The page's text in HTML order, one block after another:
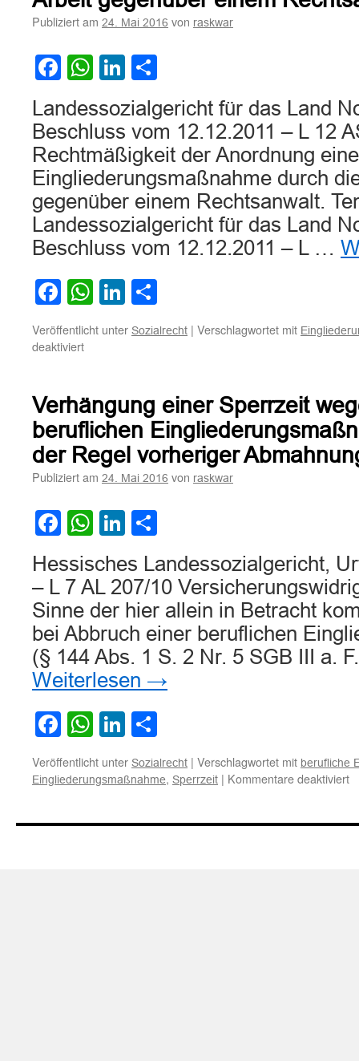
eine
Publiziert am 24. Mai 2016 von raskwar
Facebook
WhatsApp
LinkedIn
Landessozialgericht für das Land
Beschluss vom 12.12.2011 – L 12
Rechtmäßigkeit der Anordnung
Eingliederungsmaßnahme durch
gegenüber einem Rechtsanwalt.
Landessozialgericht für das Land
Beschluss vom 12.12.2011 – L …
Facebook
WhatsApp
LinkedIn
Veröffentlicht unter Sozialrecht | Verschlagwortet mit
deaktiviertfür
der
Anordnung
einer
Eingliederungsmaßnahme
durch
die
Arbeit
gegenüber
einem
Rechtsanwalt
Verhängung einer Sperrzeit
beruflichen
der Regel vorheriger
Publiziert am 24. Mai 2016 von raskwar
Facebook
WhatsApp
LinkedIn
Hessisches Landessozialgericht,
– L 7 AL 207/10
Sinne der hier allein in Betracht
bei Abbruch einer beruflichen
(§ 144 Abs. 1 S. 2 Nr. 5 SGB III a.
Weiterlesen →
Facebook
WhatsApp
LinkedIn
Veröffentlicht unter Sozialrecht | Verschlagwortet mit berufliche
Eingliederungsmaßnahme, Sperrzeit | Kommentare deaktiviert